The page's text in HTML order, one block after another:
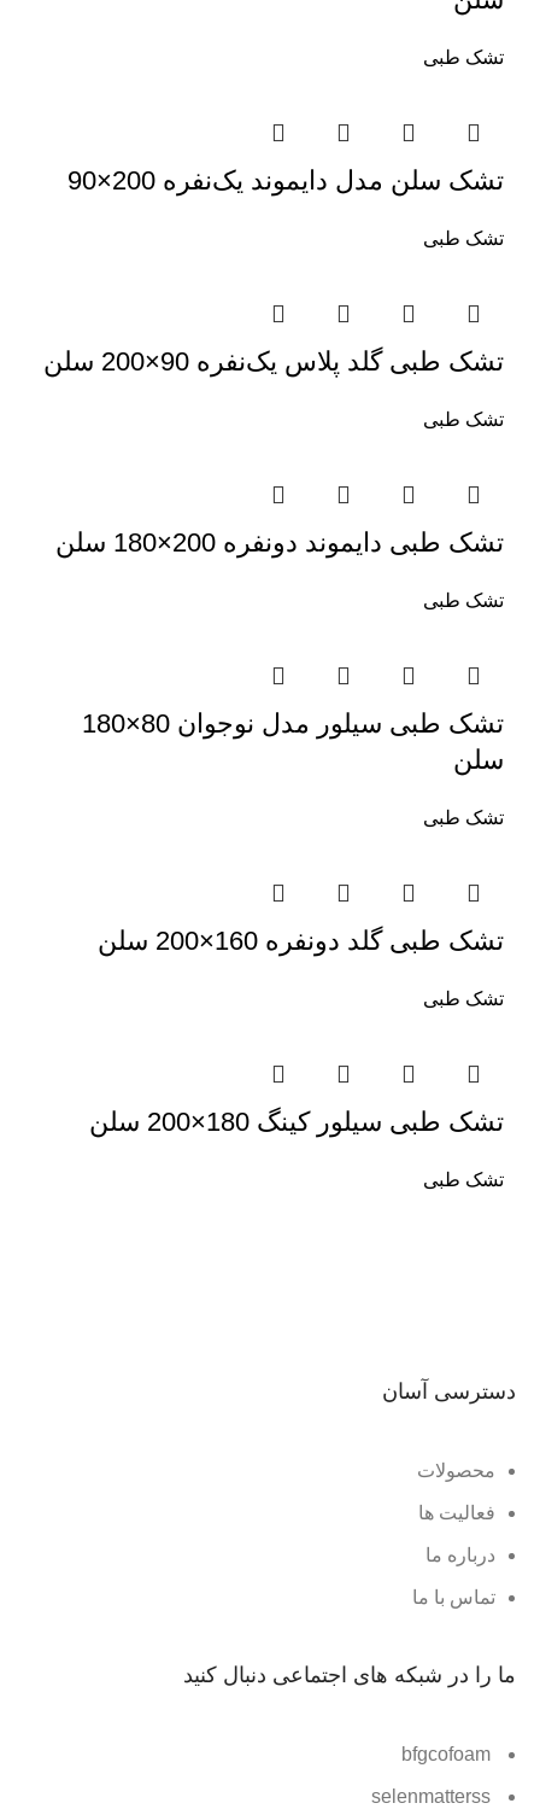
تشک طبی
تشک سلن مدل دایموند یک‌نفره 200×90
تشک طبی
تشک طبی گلد پلاس یک‌نفره 90×200 سلن
تشک طبی
تشک طبی دایموند دونفره 200×180 سلن
تشک طبی
تشک طبی سیلور مدل نوجوان 80×180
سلن
تشک طبی
تشک طبی گلد دو‌نفره 160×200 سلن
تشک طبی
تشک طبی سیلور کینگ 180×200 سلن
تشک طبی
دسترسی آسان
محصولات
فعالیت ها
درباره ما
تماس با ما
ما را در شبکه های اجتماعی دنبال کنید
bfgcofoam
selenmatterss